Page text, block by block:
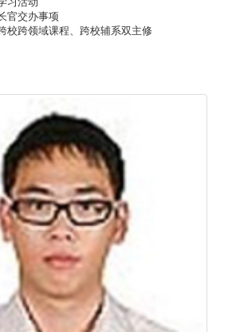
官交办事项
校跨领域课程、跨校辅系双主修